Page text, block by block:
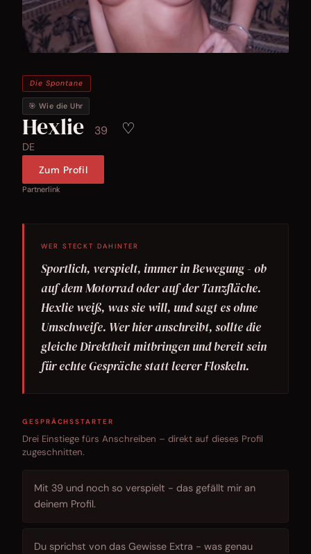
Die Spontane
🎯 Wie die Uhr
Hexlie 39 ♡
DE
Zum Profil
Partnerlink
WER STECKT DAHINTER
Sportlich, verspielt, immer in Bewegung - ob
auf dem Motorrad oder auf der Tanzfläche.
Hexlie weiß, was sie will, und sagt es ohne
Umschweife. Wer hier anschreibt, sollte die
gleiche Direktheit mitbringen und bereit sein
für echte Gespräche statt leerer Floskeln.
GESPRÄCHSSTARTER
Drei Einstiege fürs Anschreiben – direkt auf dieses Profil
zugeschnitten.
Mit 39 und noch so verspielt - das gefällt mir an
deinem Profil.
Du sprichst von das Gewisse Extra - was genau